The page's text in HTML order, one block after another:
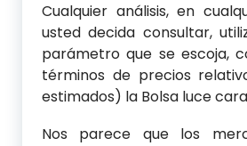
Cualquier análisis, en
usted decida consultar,
parámetro que se escoja,
términos de precios
estimados) la Bolsa luce
Nos parece que los